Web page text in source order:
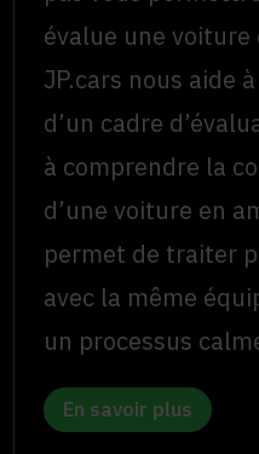
évalue une
JP.cars nous aide
d’un cadre
à comprendre la
d’une voiture en
permet de traiter
avec la même
un processus
En savoir plus